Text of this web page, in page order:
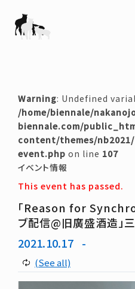
Warning: Undefined
/home/biennale/
biennale.com/
content/themes/
event.php on line 107
イベント情報
This event has passed.
「Reason for
ブ配信@旧廣盛酒造」
2021.10.17 -